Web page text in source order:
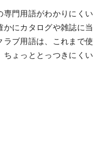
専門用語がわかりにくい
にカタログや雑誌に当
ラブ用語は、これまで使
ちょっととっつきにくい